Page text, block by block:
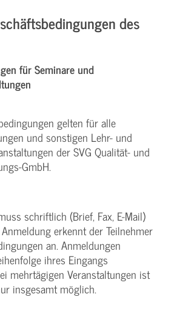
des
für Seminare und
gelten für alle
und sonstigen Lehr- und
der SVG Qualität- und
GmbH.
schriftlich (Brief, Fax, E-Mail)
erkennt der Teilnehmer
an. Anmeldungen
ihres Eingangs
mehrtägigen Veranstaltungen ist
insgesamt möglich.